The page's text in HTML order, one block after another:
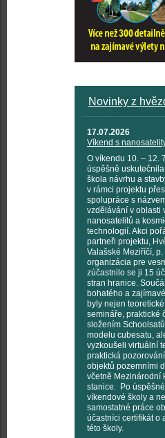
Novinky z
17.07.2026
Víkend s
O víkendu 10. – 12.
úspěšně
škola návrhu a
v rámci projektu
spolupráce s
vzdělávání v oblasti
nanosatelitů a
technologií. Akci
partneři projektu,
Valašské Meziříčí,
organizácia pre
zúčastnilo se ji 15
stran hranice.
bohatého a
byly nejen
semináře, praktické
složením
modelu cubesatu,
vyzkoušeli virtuální
praktická
objektů pozemními
včetně Mezinárodní
stanice. Po
víkendové školy a
samostatné práce
účastníci certifikát o
této školy.